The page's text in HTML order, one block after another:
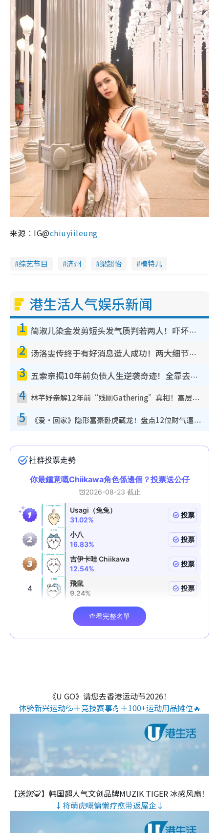
来源︰IG@chiuyiileung
综艺节目 济州 梁超怡 模特儿
港生活人气娱乐新闻
1 简淑儿染金发剪短头发气质判若两人！吓坏老公麦大力都认不出：“你做什么？”
2 汤洛雯传终于有好消息造人成功！两大细节曝孕味极浓引猜测：大肚婆先会咁！
3 五索亲揭10年前负债人生逆袭奇迹！全靠去一地方转运后即遇上马先生
4 林芊妤亲解12年前“残厕Gathering”真相！高层解约一句话重创尊严，至今拒返TVB
5 《爱·回家》隐形富豪卧虎藏龙！盘点12位财气逼人的有钱艺人：这位美女3亿身家不愁做
《U GO》请您去香港运动节2026！
体验新兴运动💦＋竞技赛事💪＋100+运动用品摊位🔥
【送您🐯】韩国超人气文创品牌MUZIK TIGER 冰感风扇！
↓将萌虎嘅慵懒疗愈带返屋企↓